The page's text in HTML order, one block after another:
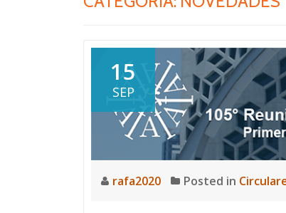
15
SEP
rafa2020 Posted in